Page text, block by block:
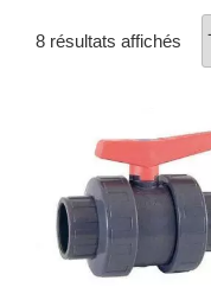
8 résultats affichés